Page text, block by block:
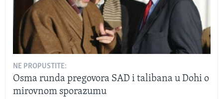
NE PROPUSTITE:
Osma runda pregovora SAD i talibana u Dohi o
mirovnom sporazumu